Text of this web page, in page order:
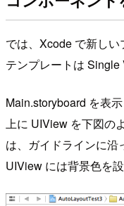
では、Xcode で新しい
テンプレートは Single
Main.storyboard を表
上に UIView を下図の
は、ガイドラインに沿
UIView には背景色を設